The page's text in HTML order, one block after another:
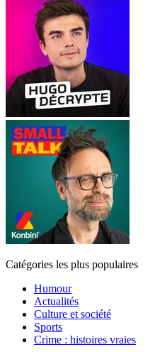
Catégories les plus populaires
Humour
Actualités
Culture et société
Sports
Crime : histoires vraies